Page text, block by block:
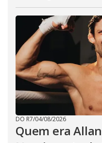
DO R7/04/08/2026
Quem era Allan